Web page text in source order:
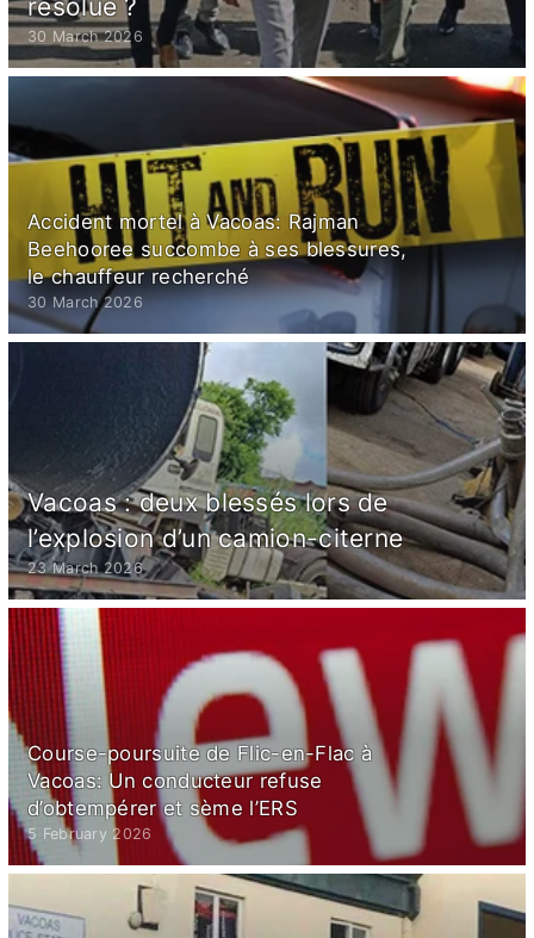
résolue ?
30 March 2026
Accident mortel à Vacoas: Rajman
Beehooree succombe à ses blessures,
le chauffeur recherché
30 March 2026
Vacoas : deux blessés lors de
l’explosion d’un camion-citerne
23 March 2026
Course-poursuite de Flic-en-Flac à
Vacoas: Un conducteur refuse
d’obtempérer et sème l’ERS
5 February 2026